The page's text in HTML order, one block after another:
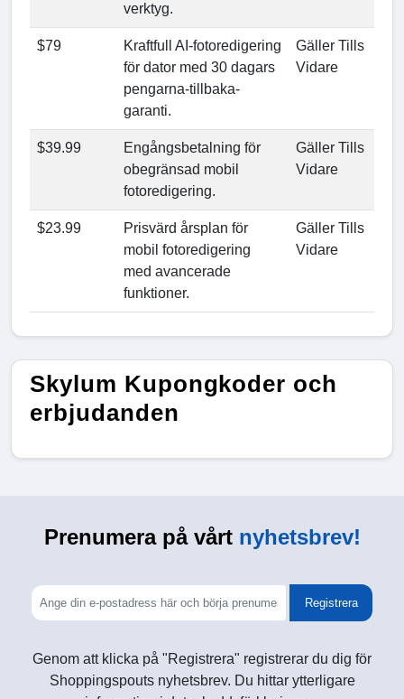
verktyg.
$79
Kraftfull AI-fotoredigering
för dator med 30 dagars
pengarna-tillbaka-
garanti.
Gäller Tills
Vidare
$39.99
Engångsbetalning för
obegränsad mobil
fotoredigering.
Gäller Tills
Vidare
$23.99
Prisvärd årsplan för
mobil fotoredigering
med avancerade
funktioner.
Gäller Tills
Vidare
Skylum Kupongkoder och
erbjudanden
Prenumera på vårtnyhetsbrev!
Registrera
Genom att klicka på "Registrera" registrerar du dig för
Shoppingspouts nyhetsbrev. Du hittar ytterligare